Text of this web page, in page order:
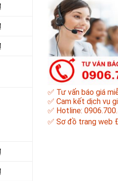
✅ Tư vấn báo giá
✅ Cam kết dịch vụ
✅ Hotline:
✅ Sơ đồ trang web